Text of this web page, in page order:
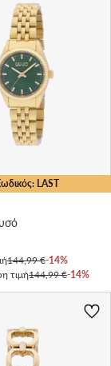
LAST
144,99 €-14%
τιμή144,99 €-14%